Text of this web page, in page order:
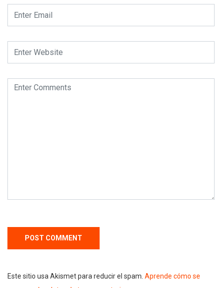
Este sitio usa Akismet para reducir el spam. Aprende cómo se